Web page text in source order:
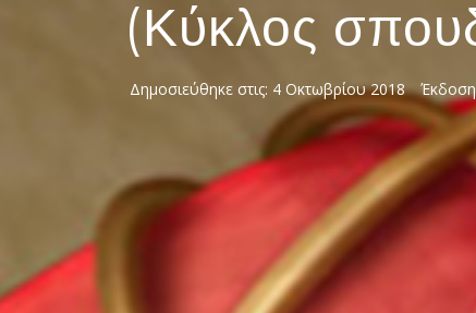
(Κύκλος
Δημοσιεύθηκε στις: 4 Οκτωβρίου 2018